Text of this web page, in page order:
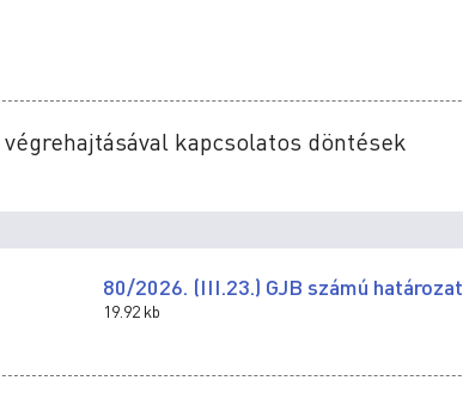
kapcsolatos döntések
80/2026. (III.23.) GJB számú határozat
19.92 kb